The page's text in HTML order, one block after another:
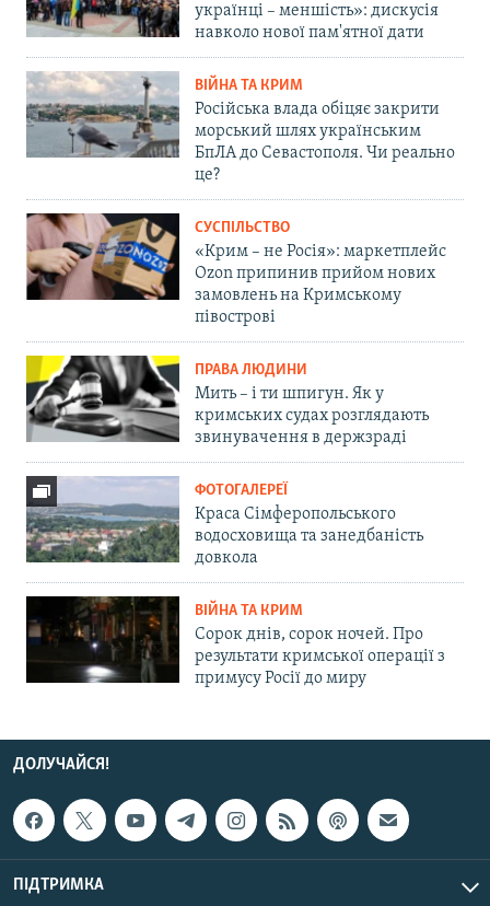
українці – меншість»: дискусія
навколо нової пам'ятної дати
ВІЙНА ТА КРИМ
Російська влада обіцяє закрити
морський шлях українським
БпЛА до Севастополя. Чи реально
це?
СУСПІЛЬСТВО
«Крим – не Росія»: маркетплейс
Ozon припинив прийом нових
замовлень на Кримському
півострові
ПРАВА ЛЮДИНИ
Мить – і ти шпигун. Як у
кримських судах розглядають
звинувачення в держзраді
ФОТОГАЛЕРЕЇ
Краса Сімферопольського
водосховища та занедбаність
довкола
ВІЙНА ТА КРИМ
Сорок днів, сорок ночей. Про
результати кримської операції з
примусу Росії до миру
ДОЛУЧАЙСЯ!
ПІДТРИМКА